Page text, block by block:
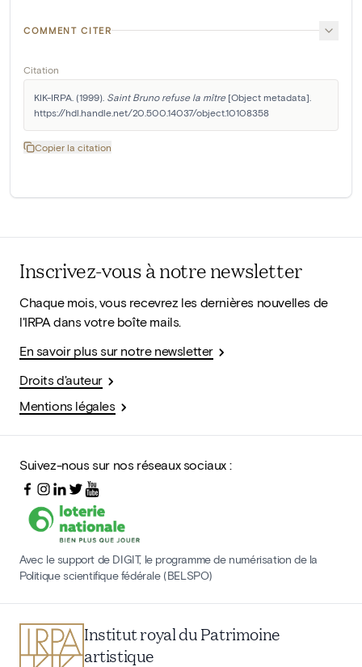
COMMENT CITER
Citation
KIK-IRPA. (1999). Saint Bruno refuse la mître [Object metadata].
https://hdl.handle.net/20.500.14037/object.10108358
Copier la citation
Inscrivez-vous à notre newsletter
Chaque mois, vous recevrez les dernières nouvelles de
l'IRPA dans votre boîte mails.
En savoir plus sur notre newsletter
Droits d'auteur
Mentions légales
Suivez-nous sur nos réseaux sociaux :
Avec le support de DIGIT, le programme de numérisation de la
Politique scientifique fédérale (BELSPO)
Institut royal du Patrimoine
artistique